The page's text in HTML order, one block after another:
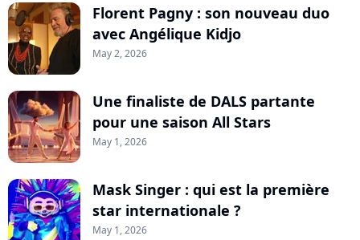
Florent Pagny : son nouveau duo
avec Angélique Kidjo
May 2, 2026
Une finaliste de DALS partante
pour une saison All Stars
May 1, 2026
Mask Singer : qui est la première
star internationale ?
May 1, 2026